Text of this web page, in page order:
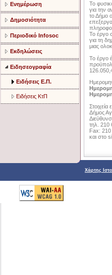
Ενημέρωση
Δημοσιότητα
Περιοδικό Infosoc
Εκδηλώσεις
Ειδησεογραφία
Ειδήσεις Ε.Π.
Ειδήσεις ΚτΠ
Το
για την
το Δήμο
Το έργο
για τη
μιας
Το έργο
Στοιχεία
Δήμος
τηλ. 210
Fax:
και στο
Χάρτης